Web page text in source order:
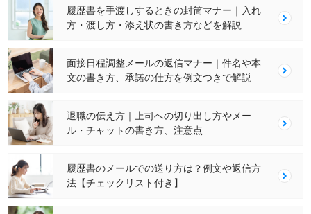
履歴書を手渡しするときの封筒マナー｜入れ
方・渡し方・添え状の書き方などを解説
面接日程調整メールの返信マナー｜件名や本
文の書き方、承諾の仕方を例文つきで解説
退職の伝え方｜上司への切り出し方やメー
ル・チャットの書き方、注意点
履歴書のメールでの送り方は？例文や返信方
法【チェックリスト付き】